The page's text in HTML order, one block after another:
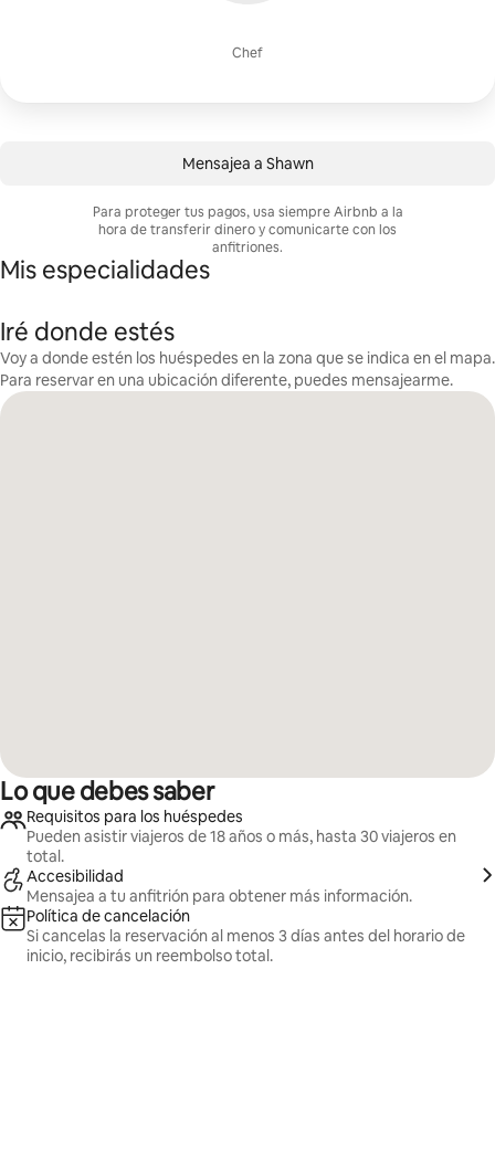
Chef
Mensajea a Shawn
Para proteger tus pagos, usa siempre Airbnb a la
hora de transferir dinero y comunicarte con los
anfitriones.
Mis especialidades
Iré donde estés
Voy a donde estén los huéspedes en la zona que se indica en el mapa.
Para reservar en una ubicación diferente, puedes mensajearme.
Lo que debes saber
Requisitos para los huéspedes
Pueden asistir viajeros de 18 años o más, hasta 30 viajeros en
total.
Accesibilidad
Mensajea a tu anfitrión para obtener más información.
Política de cancelación
Si cancelas la reservación al menos 3 días antes del horario de
inicio, recibirás un reembolso total.